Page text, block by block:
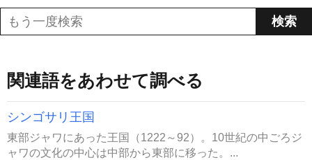
関連語をあわせて調べる
シンゴサリ王国
東部ジャワにあった王国（1222～92）。10世紀の中ごろジ
ャワの文化の中心は中部から東部に移った。...